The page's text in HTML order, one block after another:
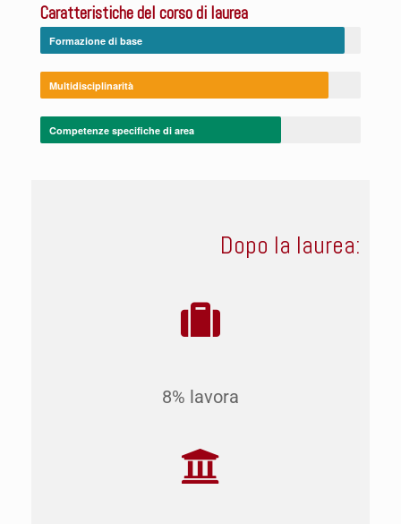
Caratteristiche del corso di laurea
Formazione di base
Multidisciplinarità
Competenze specifiche di area
Dopo la laurea:
8% lavora